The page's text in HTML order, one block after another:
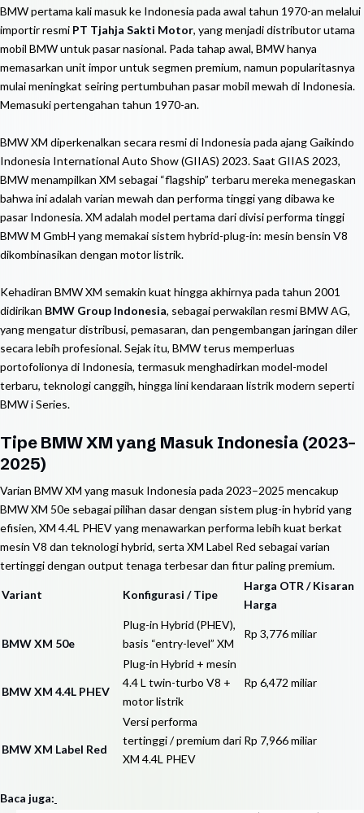
BMW pertama kali masuk ke Indonesia pada awal tahun 1970-an melalui
importir resmi PT Tjahja Sakti Motor, yang menjadi distributor utama
mobil BMW untuk pasar nasional. Pada tahap awal, BMW hanya
memasarkan unit impor untuk segmen premium, namun popularitasnya
mulai meningkat seiring pertumbuhan pasar mobil mewah di Indonesia.
Memasuki pertengahan tahun 1970-an.
BMW XM diperkenalkan secara resmi di Indonesia pada ajang Gaikindo
Indonesia International Auto Show (GIIAS) 2023. Saat GIIAS 2023,
BMW menampilkan XM sebagai “flagship” terbaru mereka menegaskan
bahwa ini adalah varian mewah dan performa tinggi yang dibawa ke
pasar Indonesia. XM adalah model pertama dari divisi performa tinggi
BMW M GmbH yang memakai sistem hybrid-plug-in: mesin bensin V8
dikombinasikan dengan motor listrik.
Kehadiran BMW XM semakin kuat hingga akhirnya pada tahun 2001
didirikan BMW Group Indonesia, sebagai perwakilan resmi BMW AG,
yang mengatur distribusi, pemasaran, dan pengembangan jaringan diler
secara lebih profesional. Sejak itu, BMW terus memperluas
portofolionya di Indonesia, termasuk menghadirkan model-model
terbaru, teknologi canggih, hingga lini kendaraan listrik modern seperti
BMW i Series.
Tipe BMW XM yang Masuk Indonesia (2023–
2025)
Varian BMW XM yang masuk Indonesia pada 2023–2025 mencakup
BMW XM 50e sebagai pilihan dasar dengan sistem plug-in hybrid yang
efisien, XM 4.4L PHEV yang menawarkan performa lebih kuat berkat
mesin V8 dan teknologi hybrid, serta XM Label Red sebagai varian
tertinggi dengan output tenaga terbesar dan fitur paling premium.
Variant Konfigurasi / Tipe
Harga OTR / Kisaran
Harga
BMW XM 50e
Plug-in Hybrid (PHEV),
basis “entry-level” XM
Rp 3,776 miliar
BMW XM 4.4L PHEV
Plug-in Hybrid + mesin
4.4 L twin-turbo V8 +
motor listrik
Rp 6,472 miliar
BMW XM Label Red
Versi performa
tertinggi / premium dari
XM 4.4L PHEV
Rp 7,966 miliar
Baca juga: